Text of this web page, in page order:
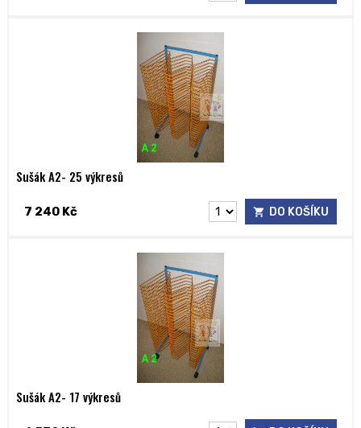
Sušák A2- 25 výkresů
7 240 Kč DO KOŠÍKU
Sušák A2- 17 výkresů